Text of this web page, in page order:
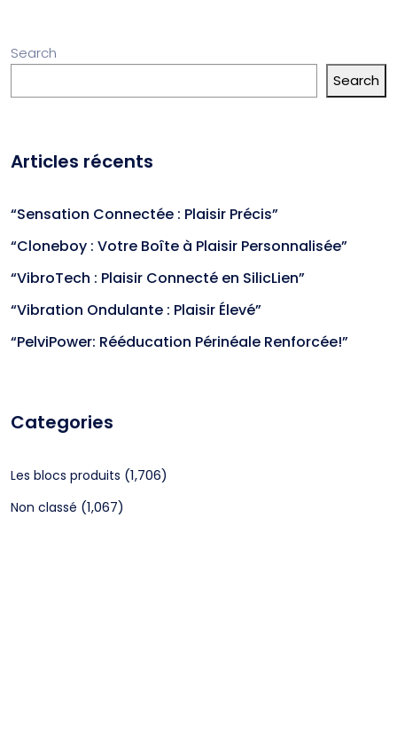
Search
Search
Articles récents
“Sensation Connectée : Plaisir Précis”
“Cloneboy : Votre Boîte à Plaisir Personnalisée”
“VibroTech : Plaisir Connecté en SilicLien”
“Vibration Ondulante : Plaisir Élevé”
“PelviPower: Rééducation Périnéale Renforcée!”
Categories
Les blocs produits (1,706)
Non classé (1,067)